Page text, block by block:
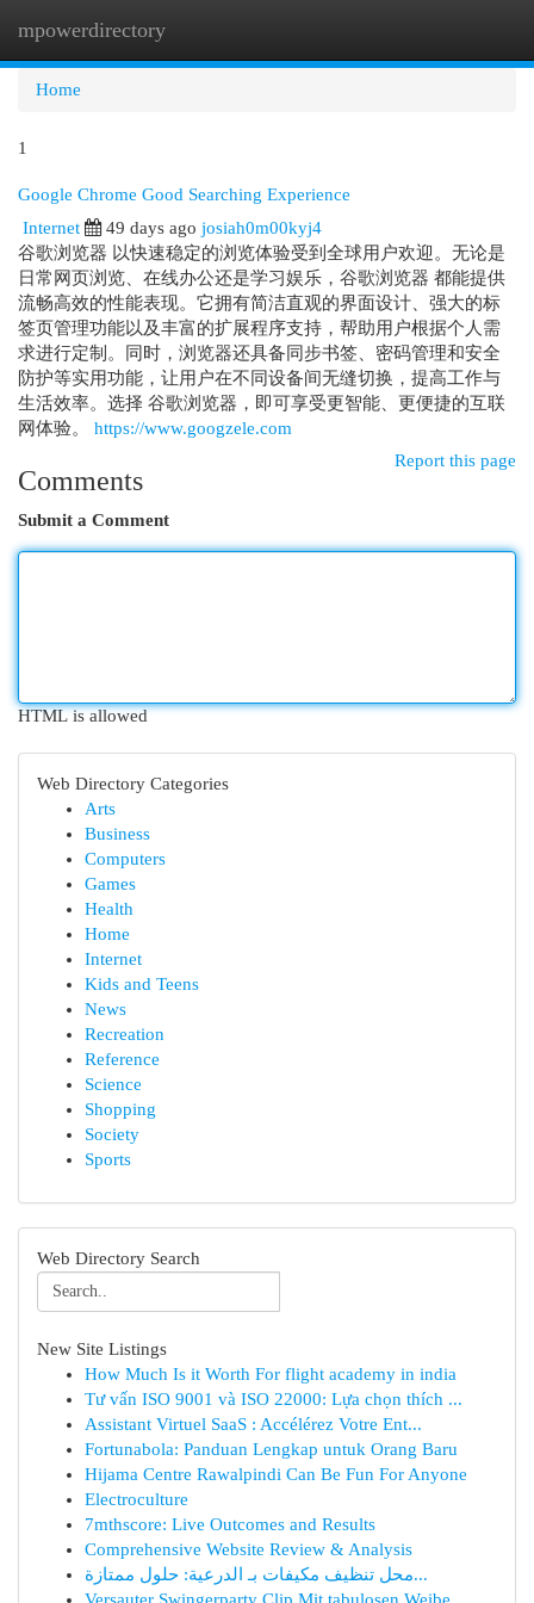
mpowerdirectory
Home
1
Google Chrome Good Searching Experience
Internet
49 days ago josiah0m00kyj4
谷歌浏览器 以快速稳定的浏览体验受到全球用户欢迎。无论是
日常网页浏览、在线办公还是学习娱乐，谷歌浏览器 都能提供
流畅高效的性能表现。它拥有简洁直观的界面设计、强大的标
签页管理功能以及丰富的扩展程序支持，帮助用户根据个人需
求进行定制。同时，浏览器还具备同步书签、密码管理和安全
防护等实用功能，让用户在不同设备间无缝切换，提高工作与
生活效率。选择 谷歌浏览器，即可享受更智能、更便捷的互联
网体验。 https://www.googzele.com
Report this page
Comments
Submit a Comment
HTML is allowed
Web Directory Categories
Arts
Business
Computers
Games
Health
Home
Internet
Kids and Teens
News
Recreation
Reference
Science
Shopping
Society
Sports
Web Directory Search
New Site Listings
How Much Is it Worth For flight academy in india
Tư vấn ISO 9001 và ISO 22000: Lựa chọn thích ...
Assistant Virtuel SaaS : Accélérez Votre Ent...
Fortunabola: Panduan Lengkap untuk Orang Baru
Hijama Centre Rawalpindi Can Be Fun For Anyone
Electroculture
7mthscore: Live Outcomes and Results
Comprehensive Website Review & Analysis
محل تنظيف مكيفات بـ الدرعية: حلول ممتازة...